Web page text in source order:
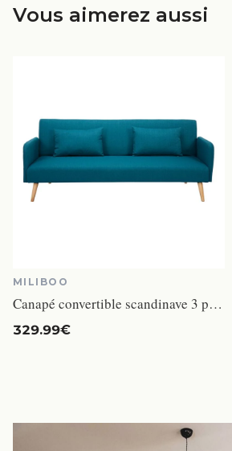
Vous aimerez aussi
MILIBOO
Canapé convertible scandinave 3 places en tissu bleu canard et bois clair LULA
329.99€